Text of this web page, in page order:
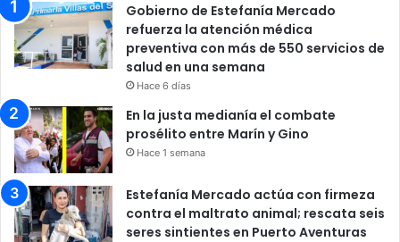
Gobierno de Estefanía Mercado
refuerza la atención médica
preventiva con más de 550 servicios de
salud en una semana
Hace 6 días
En la justa medianía el combate
prosélito entre Marín y Gino
Hace 1 semana
Estefanía Mercado actúa con firmeza
contra el maltrato animal; rescata seis
seres sintientes en Puerto Aventuras